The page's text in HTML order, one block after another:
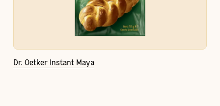
Dr. Oetker Instant Maya